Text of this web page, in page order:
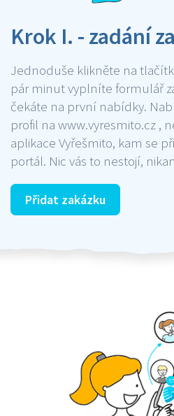
Krok I. - zadání
Jednoduše klikněte na
pár minut vyplníte formulář
čekáte na první nabídky.
profil na www.vyresmito.cz ,
aplikace Vyřešmito, kam se
portál. Nic vás to nestojí,
Přidat zakázku